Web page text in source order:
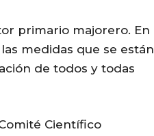
primario majorero. En
medidas que se están
de todos y todas
Científico